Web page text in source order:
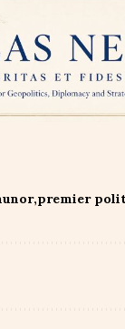
premier